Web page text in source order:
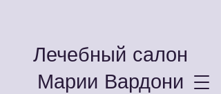
Лечебный салон
Марии Вардони